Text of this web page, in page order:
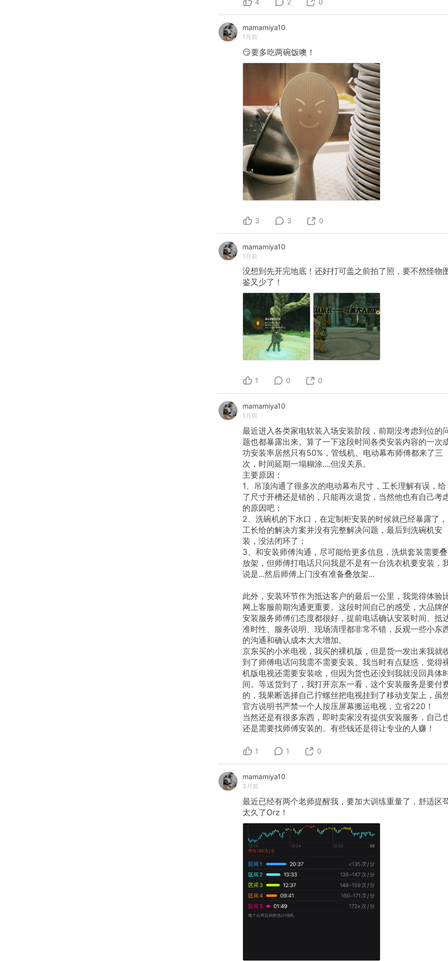
4 2 0
mamamiya10
1月前
😏要多吃两碗饭噢！
3 3 0
mamamiya10
1月前
没想到先开完地底！还好打可盖之前拍了照，要不然怪物
鉴又少了！
1 0 0
mamamiya10
1月前
最近进入各类家电软装入场安装阶段，前期没考虑到位的
题也都暴露出来。算了一下这段时间各类安装内容的一次
功安装率居然只有50%，管线机、电动幕布师傅都来了三
次，时间延期一塌糊涂....但没关系。
主要原因：
1、吊顶沟通了很多次的电动幕布尺寸，工长理解有误，给
了尺寸开槽还是错的，只能再次退货，当然他也有自己考
的原因吧；
2、洗碗机的下水口，在定制柜安装的时候就已经暴露了，
工长给的解决方案并没有完整解决问题，最后到洗碗机安
装，没法闭环了；
3、和安装师傅沟通，尽可能给更多信息，洗烘套装需要叠
放架，但师傅打电话只问我是不是有一台洗衣机要安装，
说是...然后师傅上门没有准备叠放架...
此外，安装环节作为抵达客户的最后一公里，我觉得体验
网上客服前期沟通更重要。这段时间自己的感受，大品牌
安装服务师傅们态度都很好，提前电话确认安装时间、抵
准时性、服务说明、现场清理都非常不错，反观一些小东
的沟通和确认成本大大增加。
京东买的小米电视，我买的裸机版，但是货一发出来我就
到了师傅电话问我需不需要安装。我当时有点疑惑，觉得
机版电视还需要安装啥，但因为货也还没到我就没回具体
间。等送货到了，我打开京东一看，这个安装服务是要付
的，我果断选择自己拧螺丝把电视挂到了移动支架上，虽
官方说明书严禁一个人按压屏幕搬运电视，立省220！
当然还是有很多东西，即时卖家没有提供安装服务，自己
还是需要找师傅安装的。有些钱还是得让专业的人赚！
1 1 0
mamamiya10
3月前
最近已经有两个老师提醒我，要加大训练重量了，舒适区
太久了Orz！